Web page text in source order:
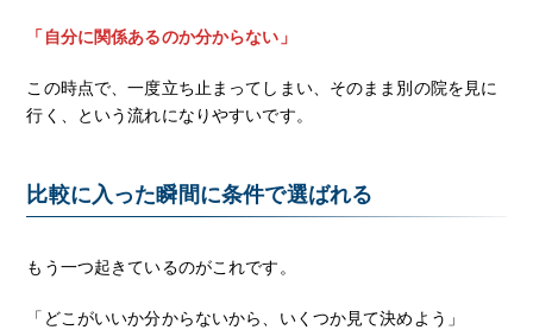
「自分に関係あるのか分からない」
この時点で、一度立ち止まってしまい、そのまま別の院を見に
行く、という流れになりやすいです。
比較に入った瞬間に条件で選ばれる
もう一つ起きているのがこれです。
「どこがいいか分からないから、いくつか見て決めよう」